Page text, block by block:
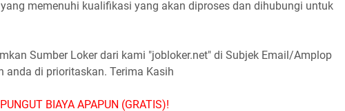
memenuhi kualifikasi yang akan diproses dan dihubungi untuk
Sumber Loker dari kami "jobloker.net" di Subjek Email/Amplop
anda di prioritaskan. Terima Kasih
BIAYA APAPUN (GRATIS)!